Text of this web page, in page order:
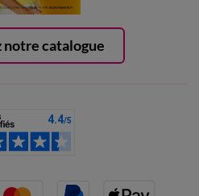
notre catalogue